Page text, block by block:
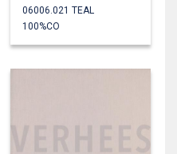
06006.021 TEAL
100%CO